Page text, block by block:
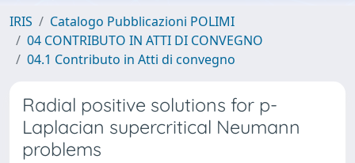
IRIS
Catalogo Pubblicazioni POLIMI
04 CONTRIBUTO IN ATTI DI CONVEGNO
04.1 Contributo in Atti di convegno
Radial positive solutions for p-
Laplacian supercritical Neumann
problems